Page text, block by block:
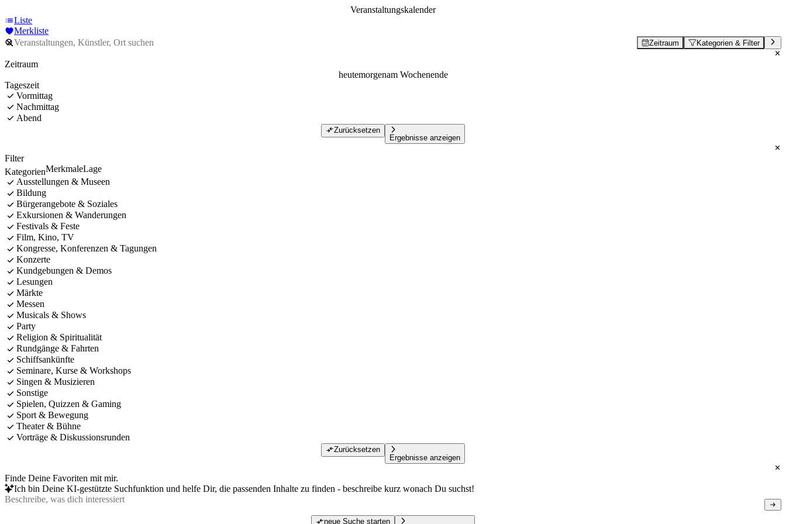
Veranstaltungskalender
Liste
Merkliste
Zeitraum Kategorien & Filter
Zeitraum
heutemorgenam Wochenende
Tageszeit
Vormittag
Nachmittag
Abend
Zurücksetzen
Ergebnisse anzeigen
Filter
KategorienMerkmaleLage
Ausstellungen & Museen
Bildung
Bürgerangebote & Soziales
Exkursionen & Wanderungen
Festivals & Feste
Film, Kino, TV
Kongresse, Konferenzen & Tagungen
Konzerte
Kundgebungen & Demos
Lesungen
Märkte
Messen
Musicals & Shows
Party
Religion & Spiritualität
Rundgänge & Fahrten
Schiffsankünfte
Seminare, Kurse & Workshops
Singen & Musizieren
Sonstige
Spielen, Quizzen & Gaming
Sport & Bewegung
Theater & Bühne
Vorträge & Diskussionsrunden
Zurücksetzen
Ergebnisse anzeigen
Finde Deine Favoriten mit mir.
Ich bin Deine KI-gestützte Suchfunktion und helfe Dir, die passenden Inhalte zu finden - beschreibe kurz wonach Du suchst!
neue Suche starten